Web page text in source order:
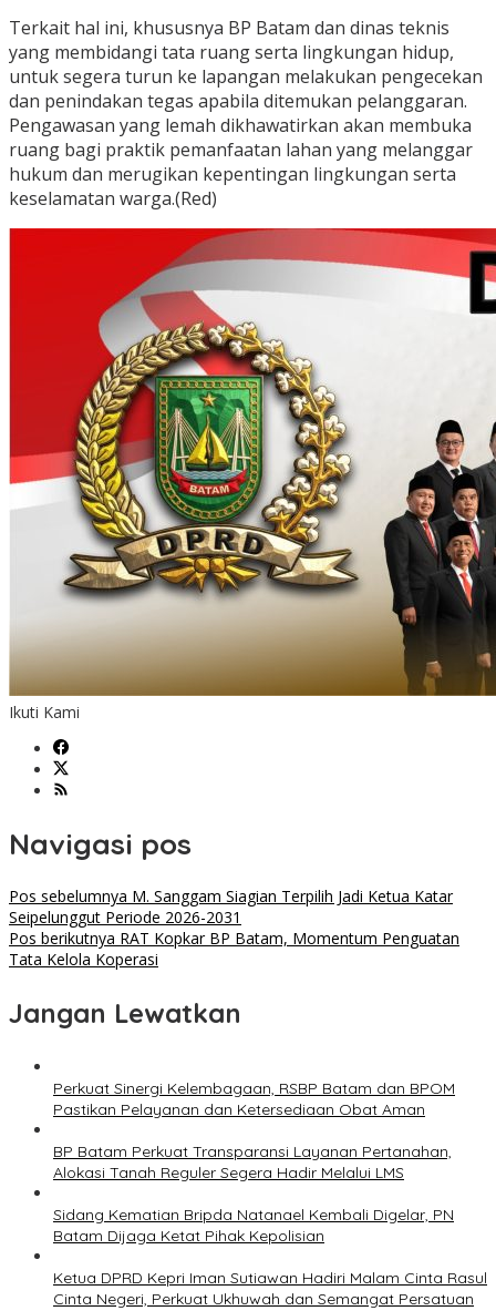
Terkait hal ini, khususnya BP Batam dan dinas teknis
yang membidangi tata ruang serta lingkungan hidup,
untuk segera turun ke lapangan melakukan pengecekan
dan penindakan tegas apabila ditemukan pelanggaran.
Pengawasan yang lemah dikhawatirkan akan membuka
ruang bagi praktik pemanfaatan lahan yang melanggar
hukum dan merugikan kepentingan lingkungan serta
keselamatan warga.(Red)
Ikuti Kami
Navigasi pos
Pos sebelumnya M. Sanggam Siagian Terpilih Jadi Ketua Katar
Seipelunggut Periode 2026-2031
Pos berikutnya RAT Kopkar BP Batam, Momentum Penguatan
Tata Kelola Koperasi
Jangan Lewatkan
Perkuat Sinergi Kelembagaan, RSBP Batam dan BPOM
Pastikan Pelayanan dan Ketersediaan Obat Aman
BP Batam Perkuat Transparansi Layanan Pertanahan,
Alokasi Tanah Reguler Segera Hadir Melalui LMS
Sidang Kematian Bripda Natanael Kembali Digelar, PN
Batam Dijaga Ketat Pihak Kepolisian
Ketua DPRD Kepri Iman Sutiawan Hadiri Malam Cinta Rasul
Cinta Negeri, Perkuat Ukhuwah dan Semangat Persatuan